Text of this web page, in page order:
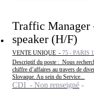
Traffic Manager
speaker (H/F)
VENTE UNIQUE - 75 - PARIS
Descriptif du poste : Nous
chiffre d’affaires au travers de
Slovaque. Au sein du Service...
CDI - Non renseigné